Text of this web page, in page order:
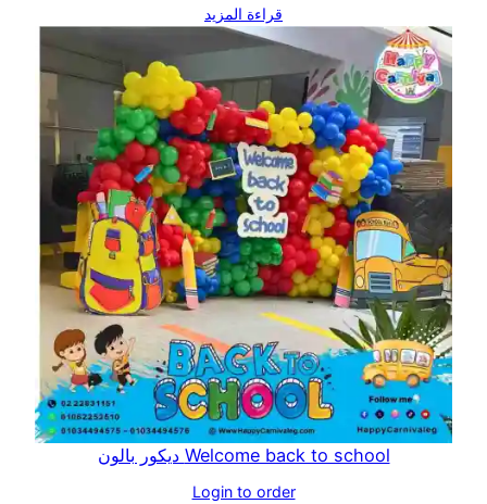
قراءة المزيد
Welcome back to school ديكور بالون
Login to order